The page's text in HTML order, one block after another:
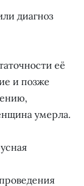
диагноз
её
и позже
умерла.